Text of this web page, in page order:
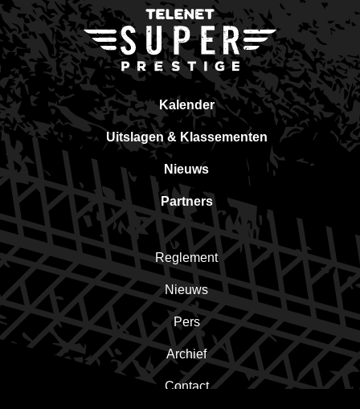
Kalender
Uitslagen & Klassementen
Nieuws
Partners
Reglement
Nieuws
Pers
Archief
Contact